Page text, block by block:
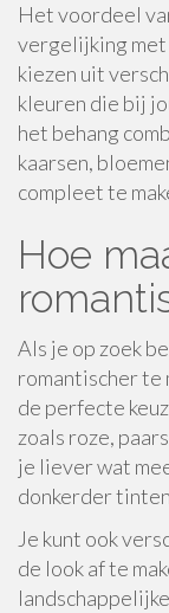
Het voordeel
vergelijking
kiezen uit
kleuren die bij
het behang
kaarsen,
compleet te
Hoe
Als je op zoek
romantischer te
de perfecte
zoals roze,
je liever wat
donkerder
Je kunt ook
de look af te